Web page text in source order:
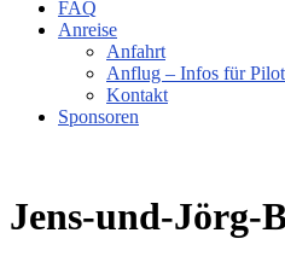
FAQ
Anreise
Anfahrt
Anflug – Infos für
Kontakt
Sponsoren
Jens-und-Jörg-